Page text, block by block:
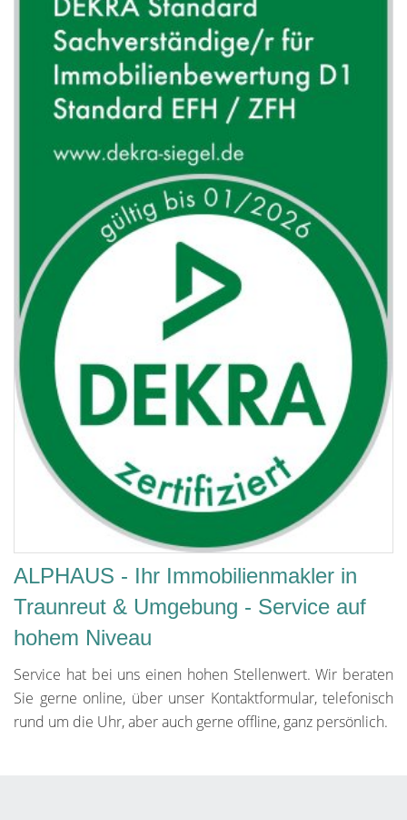
ALPHAUS - Ihr Immobilienmakler in
Traunreut & Umgebung - Service auf
hohem Niveau
Service hat bei uns einen hohen Stellenwert. Wir beraten
Sie gerne online, über unser Kontaktformular, telefonisch
rund um die Uhr, aber auch gerne offline, ganz persönlich.